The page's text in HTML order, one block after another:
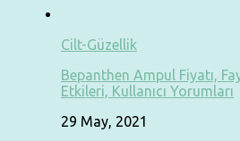
Cilt-Güzellik
Bepanthen Ampul Fiyatı,
Etkileri, Kullanıcı Yorumları
29 May, 2021